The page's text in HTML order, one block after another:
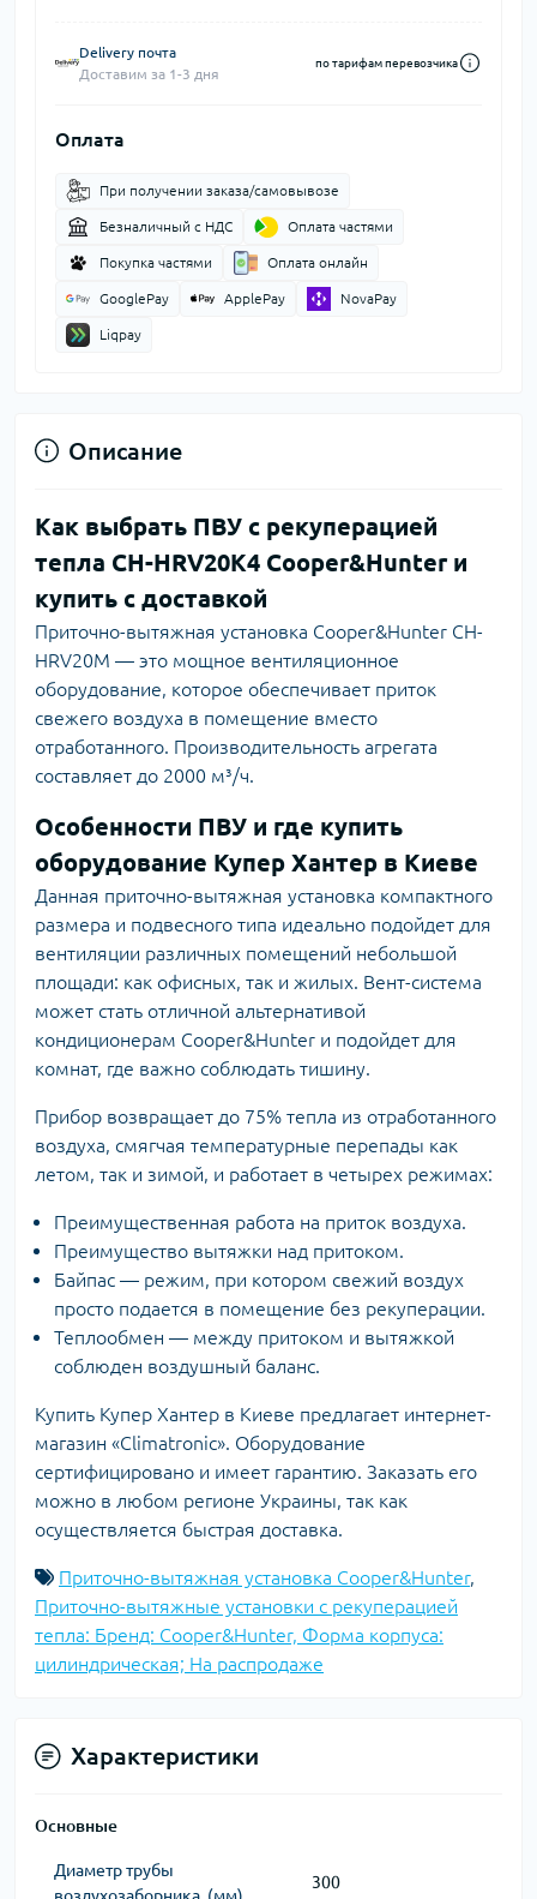
Delivery почта
Доставим за 1-3 дня
по тарифам перевозчика
Оплата
При получении заказа/самовывозе
Безналичный с НДС Оплата частями
Покупка частями Оплата онлайн
GooglePay ApplePay NovaPay
Liqpay
Описание
Как выбрать ПВУ с рекуперацией
тепла CH-HRV20K4 Cooper&Hunter и
купить с доставкой
Приточно-вытяжная установка Cooper&Hunter CH-
HRV20M — это мощное вентиляционное
оборудование, которое обеспечивает приток
свежего воздуха в помещение вместо
отработанного. Производительность агрегата
составляет до 2000 м³/ч.
Особенности ПВУ и где купить
оборудование Купер Хантер в Киеве
Данная приточно-вытяжная установка компактного
размера и подвесного типа идеально подойдет для
вентиляции различных помещений небольшой
площади: как офисных, так и жилых. Вент-система
может стать отличной альтернативой
кондиционерам Cooper&Hunter и подойдет для
комнат, где важно соблюдать тишину.
Прибор возвращает до 75% тепла из отработанного
воздуха, смягчая температурные перепады как
летом, так и зимой, и работает в четырех режимах:
Преимущественная работа на приток воздуха.
Преимущество вытяжки над притоком.
Байпас — режим, при котором свежий воздух
просто подается в помещение без рекуперации.
Теплообмен — между притоком и вытяжкой
соблюден воздушный баланс.
Купить Купер Хантер в Киеве предлагает интернет-
магазин «Climatronic». Оборудование
сертифицировано и имеет гарантию. Заказать его
можно в любом регионе Украины, так как
осуществляется быстрая доставка.
Приточно-вытяжная установка Cooper&Hunter,
Приточно-вытяжные установки с рекуперацией
тепла: Бренд: Cooper&Hunter, Форма корпуса:
цилиндрическая; На распродаже
Характеристики
Основные
Диаметр трубы
воздухозаборника, (мм)
300